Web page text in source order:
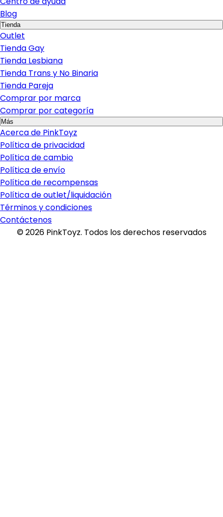
Blog
Tienda
Outlet
Tienda Gay
Tienda Lesbiana
Tienda Trans y No Binaria
Tienda Pareja
Comprar por marca
Comprar por categoría
Más
Acerca de PinkToyz
Política de privacidad
Política de cambio
Política de envío
Política de recompensas
Política de outlet/liquidación
Términos y condiciones
Contáctenos
©2026 PinkToyz. Todos los derechos reservados